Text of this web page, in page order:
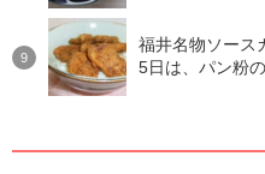
福井名物ソース
5日は、パン粉の